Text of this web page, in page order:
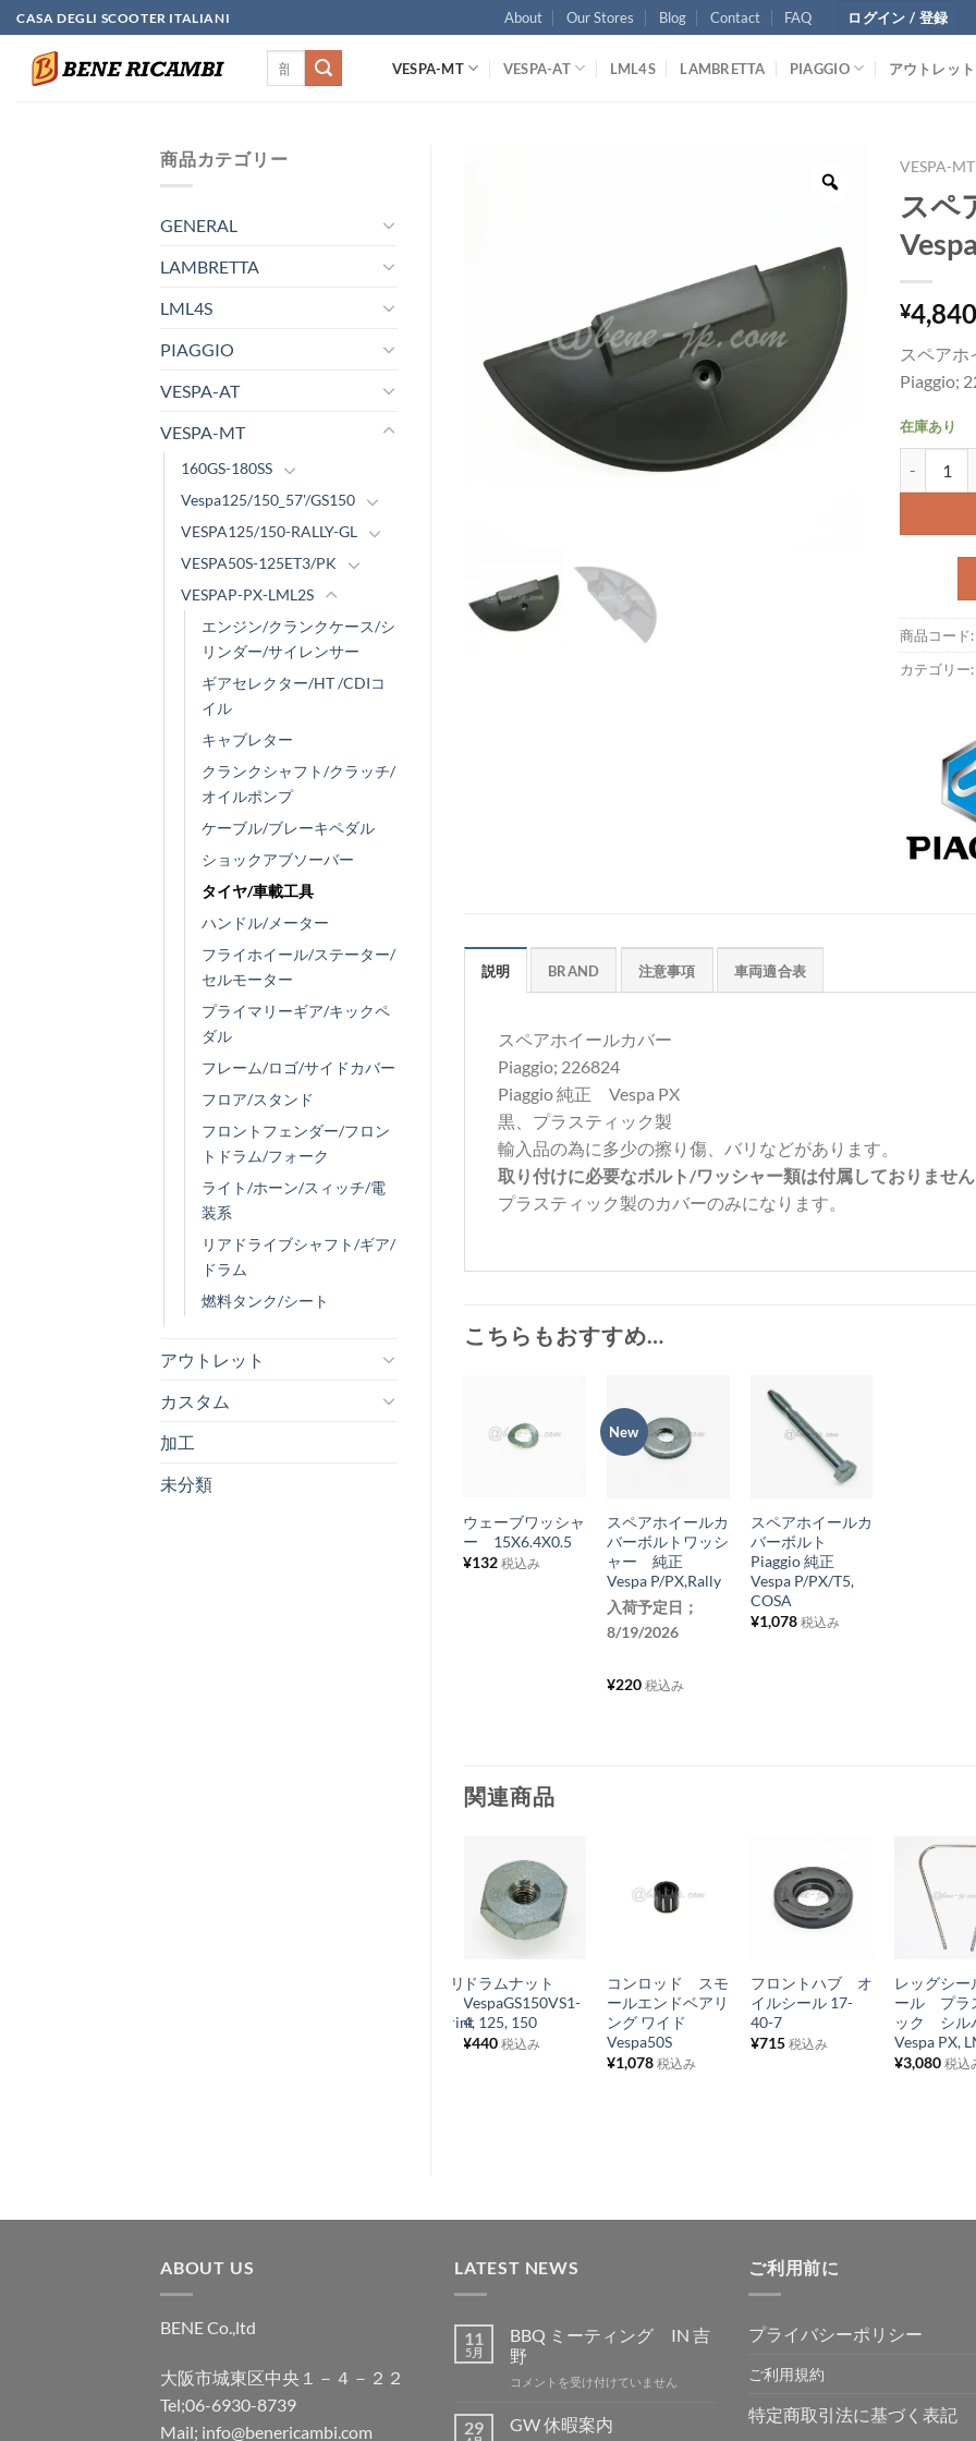
Skip
to
content
CASA DEGLI SCOOTER ITALIANI About Our Stores Blog Contact FAQ ログイン / 登録
VESPA-MT VESPA-AT LML4S LAMBRETTA PIAGGIO アウトレット
商品カテゴリー
GENERAL
LAMBRETTA
LML4S
PIAGGIO
VESPA-AT
VESPA-MT
160GS-180SS
Vespa125/150_57'/GS150
VESPA125/150-RALLY-GL
VESPA50S-125ET3/PK
VESPAP-PX-LML2S
エンジン/クランクケース/シ
リンダー/サイレンサー
ギアセレクター/HT /CDIコ
イル
キャブレター
クランクシャフト/クラッチ/
オイルポンプ
ケーブル/ブレーキペダル
ショックアブソーバー
タイヤ/車載工具
ハンドル/メーター
フライホイール/ステーター/
セルモーター
プライマリーギア/キックペ
ダル
フレーム/ロゴ/サイドカバー
フロア/スタンド
フロントフェンダー/フロン
トドラム/フォーク
ライト/ホーン/スィッチ/電
装系
リアドライブシャフト/ギア/
ドラム
燃料タンク/シート
アウトレット
カスタム
加工
未分類
VESPA-MT
スペ
¥
スペアホ
Piaggio;
在庫あり
商品コード
カテゴリー
説明 BRAND 注意事項 車両適合表
スペアホイールカバー
Piaggio; 226824
Piaggio 純正 Vespa PX
黒、プラスティック製
輸入品の為に多少の擦り傷、バリなどがあります。
取り付けに必要なボルト/ワッシャー類は付属しておりませ
プラスティック製のカバーのみになります。
こちらもおすすめ…
お
入
り
ウェーブワッシャ
ー 15X6.4X0.5
¥132 税込み
New
お
入
り
リ
ス
ト
スペアホイールカ
バーボルトワッシ
ャー 純正
Vespa P/PX,Rally
入荷予定日；
8/19/2026
¥220 税込み
お
気
入
り
リ
ス
スペアホイールカ
バーボルト
Piaggio 純正
Vespa P/PX/T5,
COSA
¥1,078 税込み
関連商品
お
気
に
入
り
リ
ドラムナット
VespaGS150VS1-
4, 125, 150
¥440 税込み
お
入
り
ス
コンロッド スモ
ールエンドベアリ
ング ワイド
Vespa50S
¥1,078 税込み
お
気
入
リ
フロントハブ オ
イルシール 17-
40-7
¥715 税込み
入
り
リ
ス
レッグシー
ール プラ
ック シ
Vespa PX,
¥3,080 税込
フロアパネル 2ブリ
VespaRally/GTR/Sprint
ABOUT US
BENE Co.,ltd
大阪市城東区中央１－４－２２
Tel;06-6930-8739
Mail; info@benericambi.com
LATEST NEWS
11
5月
BBQ ミーティング IN 吉
野
BBQ
ー
テ
コメントを受け付けていません
29 GW 休暇案内
ご利用前に
プライバシーポリシー
ご利用規約
特定商取引法に基づく表記